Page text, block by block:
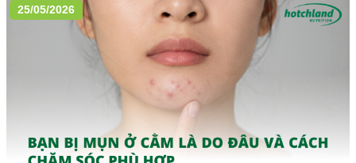
25/05/2026